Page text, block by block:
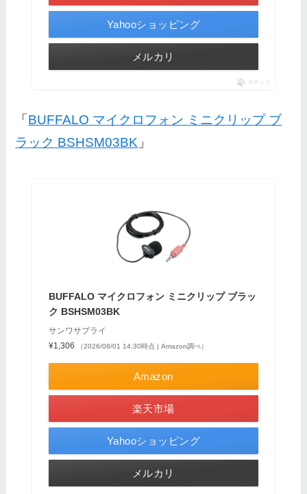
Yahooショッピング
メルカリ
ポチップ
「BUFFALO マイクロフォン ミニクリップ ブ
ラック BSHSM03BK 」
BUFFALO マイクロフォン ミニクリップ ブラッ
ク BSHSM03BK
サンワサプライ
¥1,306
（2026/08/01 14:30時点 | Amazon調べ）
Amazon
楽天市場
Yahooショッピング
メルカリ